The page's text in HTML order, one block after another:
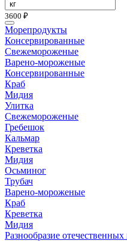
3600 ₽
Морепродукты
Консервированные
Свежемороженые
Варено-мороженые
Консервированные
Краб
Мидия
Улитка
Свежемороженые
Гребешок
Кальмар
Креветка
Мидия
Осьминог
Трубач
Варено-мороженые
Краб
Креветка
Мидия
Разнообразие